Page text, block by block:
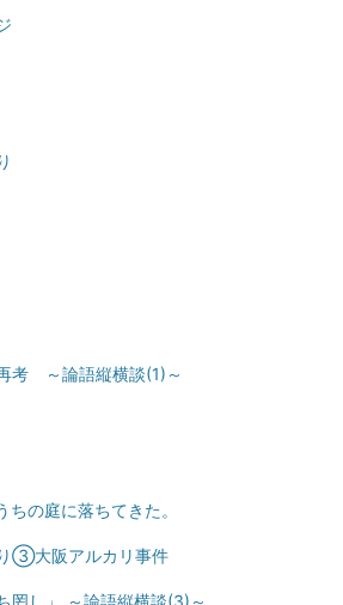
考 ～論語縦横談(1)～
ちの庭に落ちてきた。
③大阪アルカリ事件
罔し」 ～論語縦横談(3)～